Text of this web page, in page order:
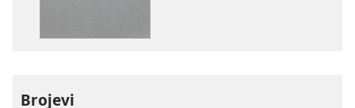
Brojevi